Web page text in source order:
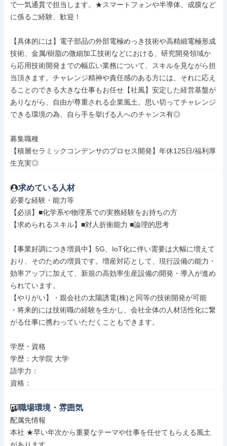
で一気通貫で担当します。★スマートフォンや半導体、成膜など
に係るご経験、歓迎！
【具体的には】電子部品の外部電極めっき技術や高精細電極形成
技術、金属/樹脂の微細加工技術などにおける、研究開発領域か
ら応用技術開発までの幅広い業務について、スキルを見ながら担
当頂きます。チャレンジ精神や責任感のある方には、それに応え
ることのできる大きな仕事もお任せ【社風】安定した経営基盤が
ありながら、自由が尊重される企業風土。思い切ってチャレンジ
できる環境の為、自ら手を挙げる人へのチャンス有◎
募集職種
【積層セラミックコンデンサのプロセス開発】年休125日/福利厚
生充実◎
求めている人材
必要な経験・能力等
【必須】■化学系や物理系での実務経験をお持ちの方
【求められるスキル】■対人折衝能力 ■論理的思考
【事業好調につき増員中】5G、IoT化に伴い需要は大幅に増えて
おり、そのための増員です。増産対応として、現行設備の能力・
効率アップに加えて、新規の高効率生産設備の開発・導入が進め
られています。
【やりがい】・親会社の太陽誘電(株)と同等の技術開発が可能
・将来的には技術職の経験を生かし、会社全体の人材活性化に繋
がる仕事に携わっていただくこともできます。
学歴・資格
学歴：大学院 大学
語学力：
資格：
職場環境・雰囲気
配属先情報
本社 ★早い年次から重要なテーマや仕事を任せてもらえる風土